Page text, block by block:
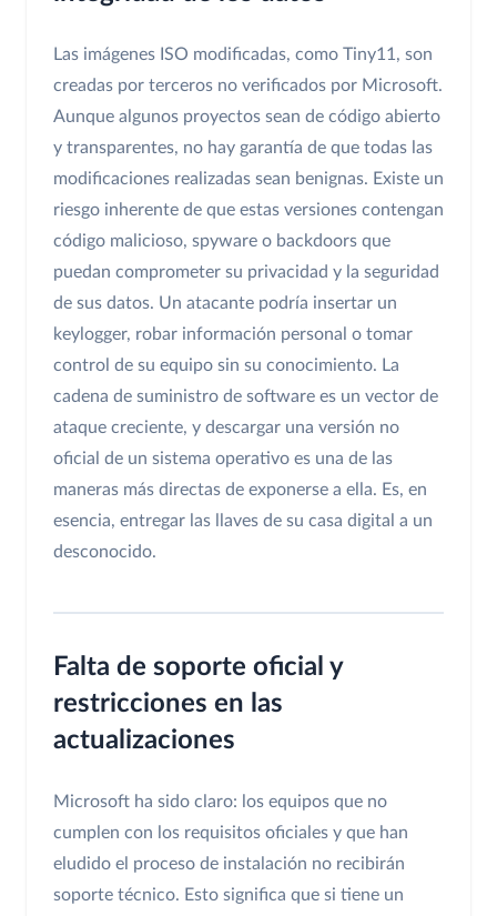
Las imágenes ISO modificadas, como Tiny11, son
creadas por terceros no verificados por Microsoft.
Aunque algunos proyectos sean de código abierto
y transparentes, no hay garantía de que todas las
modificaciones realizadas sean benignas. Existe un
riesgo inherente de que estas versiones contengan
código malicioso, spyware o backdoors que
puedan comprometer su privacidad y la seguridad
de sus datos. Un atacante podría insertar un
keylogger, robar información personal o tomar
control de su equipo sin su conocimiento. La
cadena de suministro de software es un vector de
ataque creciente, y descargar una versión no
oficial de un sistema operativo es una de las
maneras más directas de exponerse a ella. Es, en
esencia, entregar las llaves de su casa digital a un
desconocido.
Falta de soporte oficial y
restricciones en las
actualizaciones
Microsoft ha sido claro: los equipos que no
cumplen con los requisitos oficiales y que han
eludido el proceso de instalación no recibirán
soporte técnico. Esto significa que si tiene un